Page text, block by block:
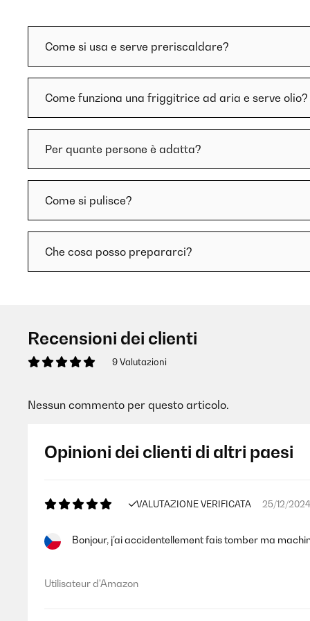
Come si usa e serve preriscaldare?
Come funziona una friggitrice ad aria e serve olio?
Per quante persone è adatta?
Come si pulisce?
Che cosa posso prepararci?
Recensioni dei clienti
9 Valutazioni
Nessun commento per questo articolo.
Opinioni dei clienti di altri paesi
VALUTAZIONE VERIFICATA 25/12/2024
Bonjour, j’ai accidentellement fais tomber ma
Utilisateur d'Amazon